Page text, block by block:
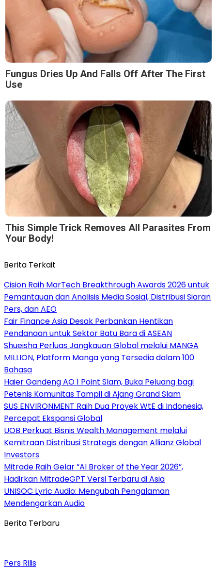
Fungus Dries Up And Falls Off After The First
Use
This Simple Trick Removes All Parasites From
Your Body!
Berita Terkait
Cision Raih MarTech Breakthrough Awards 2026 untuk
Pemantauan dan Analisis Media Sosial, Distribusi Siaran
Pers, dan AEO
Fair Finance Asia Desak Perbankan Hentikan
Pendanaan untuk Sektor Batu Bara di ASEAN
Shueisha Perluas Jangkauan Global melalui MANGA
MILLION, Platform Manga yang Tersedia dalam 100
Bahasa
Haier Gandeng AO 1 Point Slam, Buka Peluang bagi
Petenis Komunitas Tampil di Ajang Grand Slam
SUS ENVIRONMENT Raih Dua Proyek WtE di Indonesia,
Percepat Ekspansi Global
UOB Perkuat Bisnis Wealth Management melalui
Kemitraan Distribusi Strategis dengan Allianz Global
Investors
Mitrade Raih Gelar “AI Broker of the Year 2026”,
Hadirkan MitradeGPT Versi Terbaru di Asia
UNISOC Lyric Audio: Mengubah Pengalaman
Mendengarkan Audio
Berita Terbaru
Pers Rilis